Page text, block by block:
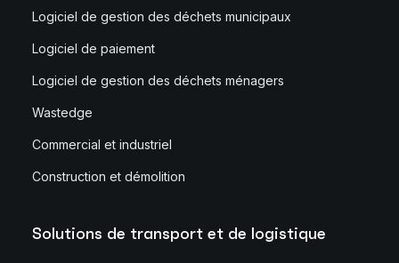
Logiciel de gestion des déchets municipaux
Logiciel de paiement
Logiciel de gestion des déchets ménagers
Wastedge
Commercial et industriel
Construction et démolition
Solutions de transport et de logistique